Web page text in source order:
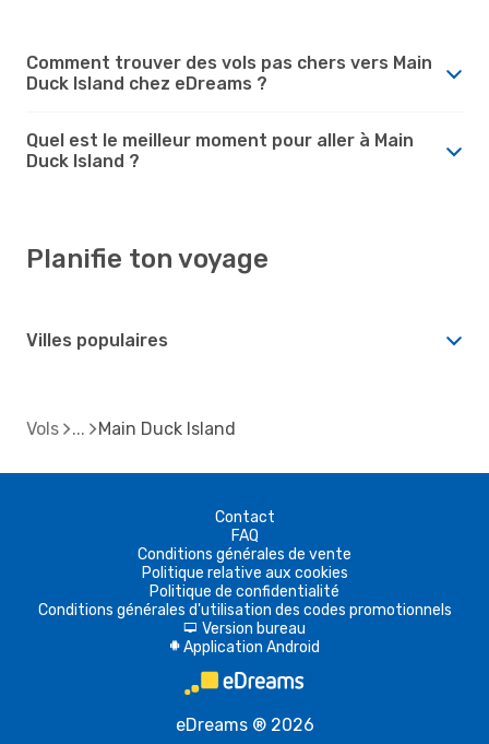
Comment trouver des vols pas chers vers Main
Duck Island chez eDreams ?
Quel est le meilleur moment pour aller à Main
Duck Island ?
Planifie ton voyage
Villes populaires
Vols Main Duck Island
Contact
FAQ
Conditions générales de vente
Politique relative aux cookies
Politique de confidentialité
Conditions générales d'utilisation des codes promotionnels
d Version bureau
A Application Android
eDreams ® 2026